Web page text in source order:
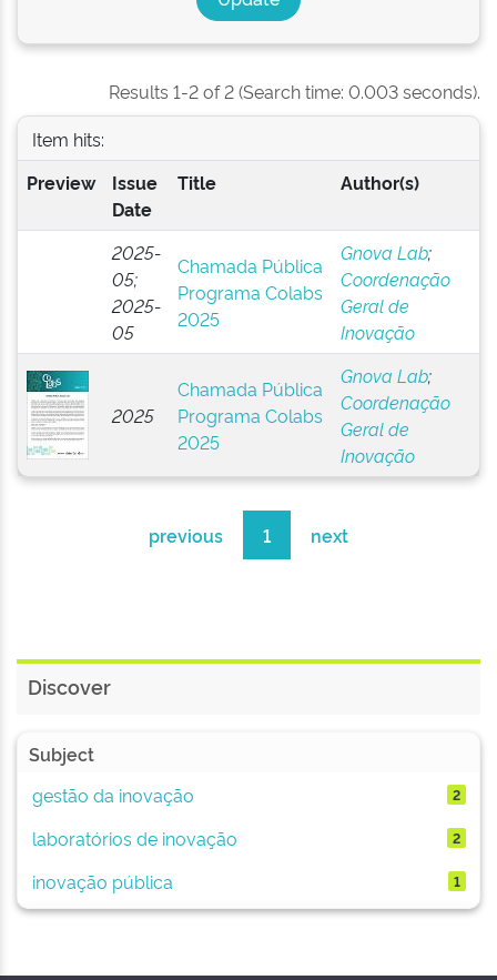
Results 1-2 of 2 (Search time: 0.003 seconds).
Item hits:
Preview
Issue
Date
Title Author(s)
2025-
05;
2025-
05
Chamada Pública
Programa Colabs
2025
Gnova Lab;
Coordenação
Geral de
Inovação
2025
Chamada Pública
Programa Colabs
2025
Gnova Lab;
Coordenação
Geral de
Inovação
previous 1 next
Discover
Subject
gestão da inovação
2
laboratórios de inovação 2
inovação pública 1